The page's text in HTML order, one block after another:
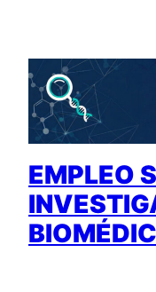
contenido
EMPLEO